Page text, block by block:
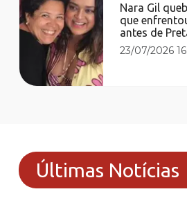
Nara Gil
que
antes de
23/07/2026
Últimas Notícias